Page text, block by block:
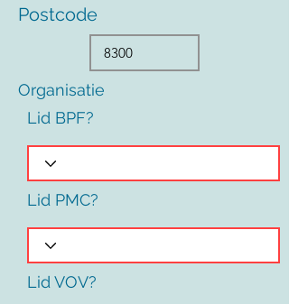
Postcode
Organisatie
Lid BPF?
Lid PMC?
Lid VOV?